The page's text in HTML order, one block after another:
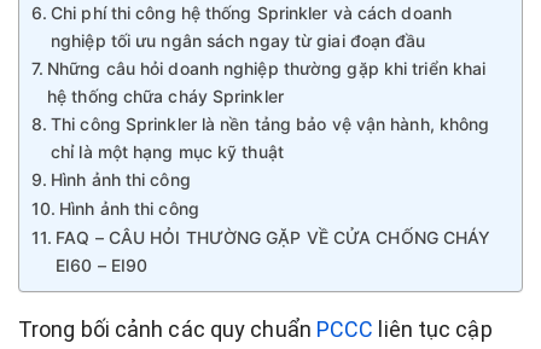
Chi phí thi công hệ thống Sprinkler và cách doanh
nghiệp tối ưu ngân sách ngay từ giai đoạn đầu
Những câu hỏi doanh nghiệp thường gặp khi triển khai
hệ thống chữa cháy Sprinkler
Thi công Sprinkler là nền tảng bảo vệ vận hành, không
chỉ là một hạng mục kỹ thuật
Hình ảnh thi công
Hình ảnh thi công
FAQ – CÂU HỎI THƯỜNG GẶP VỀ CỬA CHỐNG CHÁY
EI60 – EI90
Trong bối cảnh các quy chuẩn PCCC liên tục cập